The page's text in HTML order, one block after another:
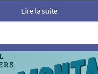
Lire la suite